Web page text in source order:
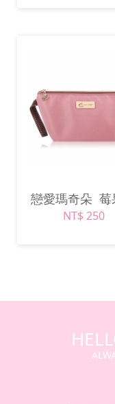
戀愛瑪奇朵 莓
NT$ 250